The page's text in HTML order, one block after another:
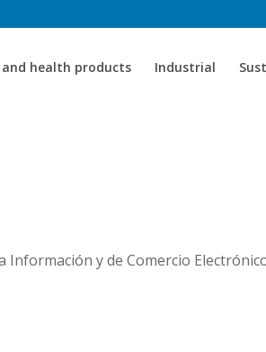
and health products Industrial
y de Comercio Electrónico